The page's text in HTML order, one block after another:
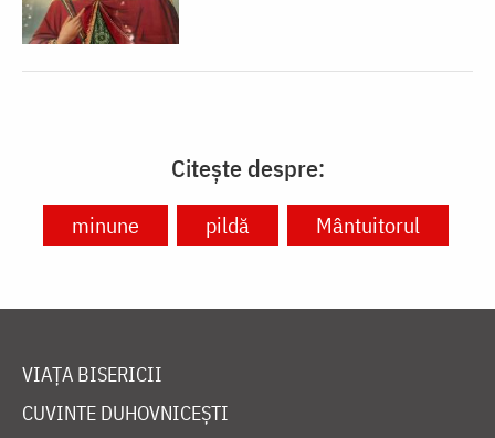
Citește despre:
minune pildă Mântuitorul
VIAȚA BISERICII
CUVINTE DUHOVNICEȘTI